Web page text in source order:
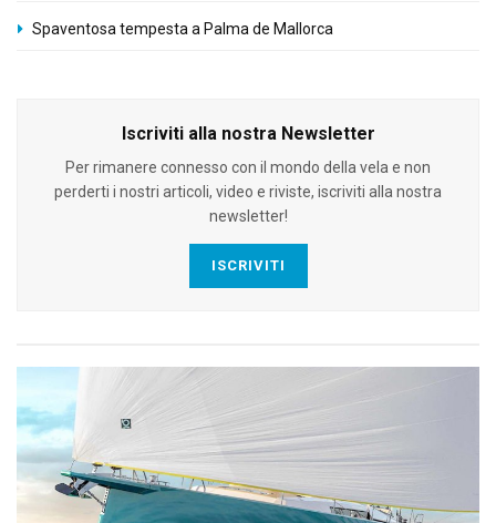
Spaventosa tempesta a Palma de Mallorca
Iscriviti alla nostra Newsletter
Per rimanere connesso con il mondo della vela e non
perderti i nostri articoli, video e riviste, iscriviti alla nostra
newsletter!
ISCRIVITI